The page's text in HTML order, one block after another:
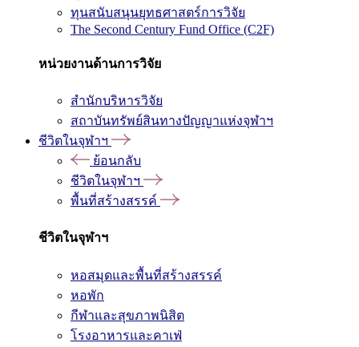
ทุนสนับสนุนยุทธศาสตร์การวิจัย
The Second Century Fund Office (C2F)
หน่วยงานด้านการวิจัย
สำนักบริหารวิจัย
สถาบันทรัพย์สินทางปัญญาแห่งจุฬาฯ
ชีวิตในจุฬาฯ
ย้อนกลับ
ชีวิตในจุฬาฯ
พื้นที่สร้างสรรค์
ชีวิตในจุฬาฯ
หอสมุดและพื้นที่สร้างสรรค์
หอพัก
กีฬาและสุขภาพนิสิต
โรงอาหารและคาเฟ่